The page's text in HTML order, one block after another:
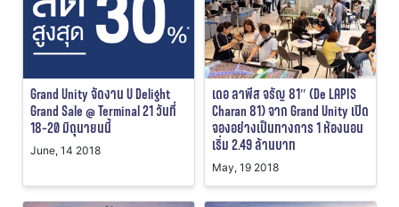
Grand Unity จัดงาน U Delight
Grand Sale @ Terminal 21 วันที่
18-20 มิถุนายนนี้
June, 14 2018
เดอ ลาพีส จรัญ 81″ (De LAPIS
Charan 81) จาก Grand Unity เปิด
จองอย่างเป็นทางการ 1 ห้องนอน
เริ่ม 2.49 ล้านบาท
May, 19 2018